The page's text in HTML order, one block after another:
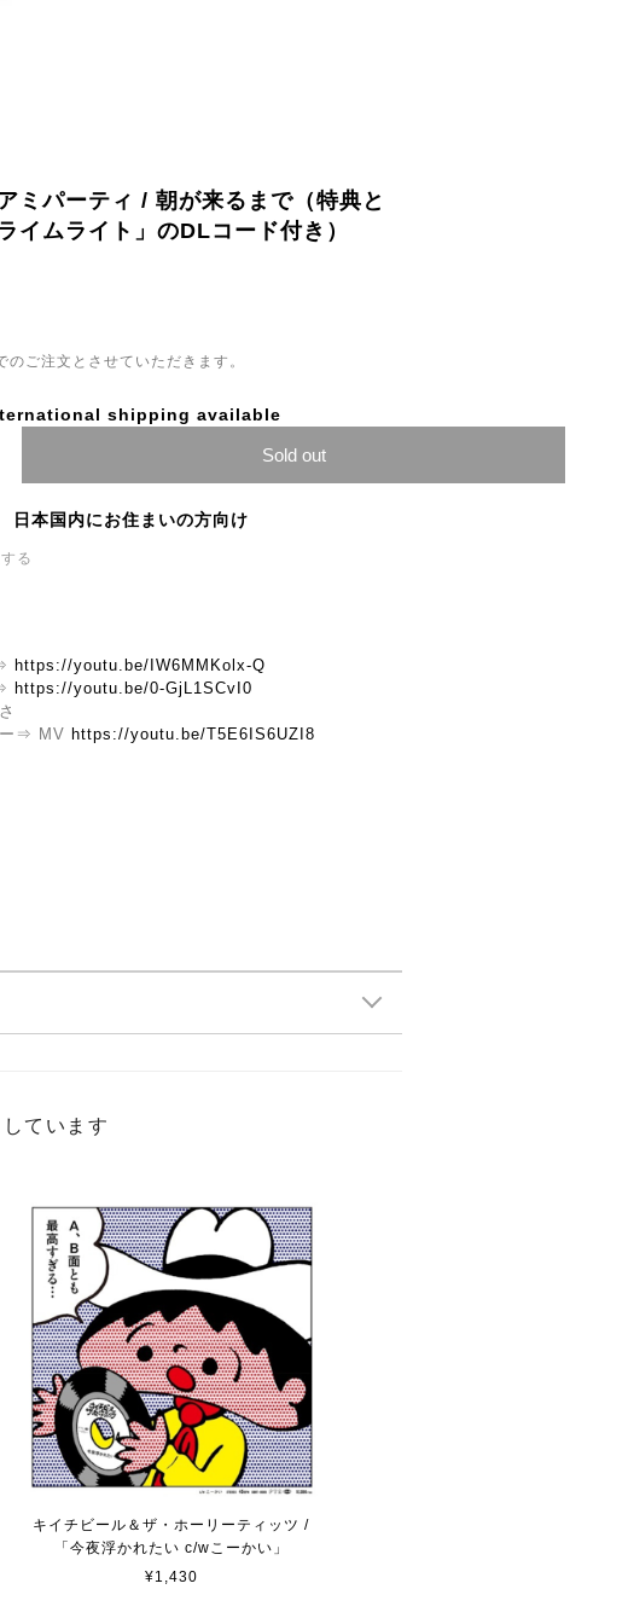
ミパーティ / 朝が来るまで（特典と
イムライト」のDLコード付き）
ご注文とさせていただきます。
shipping available
Sold out
日本国内にお住まいの方向け
る
https://youtu.be/IW6MMKolx-Q
https://youtu.be/0-GjL1SCvI0
ー⇒ MV https://youtu.be/T5E6IS6UZI8
ています
キイチビール＆ザ・ホーリーティッツ /
「今夜浮かれたい c/wこーかい」
¥1,430